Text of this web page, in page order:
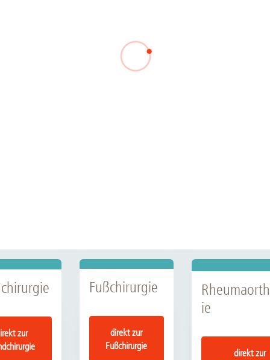
zur
Fußchirurgie
direkt zur
Fußchirurgie
ie
direkt zur